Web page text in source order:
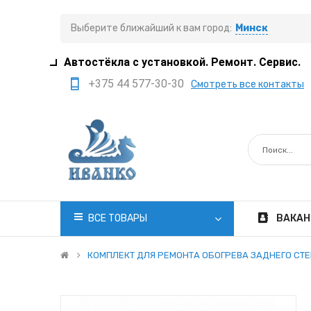
Выберите ближайший к вам город: Минск
Автостёкла с установкой. Ремонт. Сервис.
+375 44 577-30-30
Смотреть все контакты
+375 29 705-41-21
+375 17 397-05-85
office@ivanko.by
Минск, переулок
Промышленный,8/5
ВСЕ ТОВАРЫ
КОМПЛЕКТ ДЛЯ РЕМОНТА ОБОГРЕВА ЗАДНЕГО